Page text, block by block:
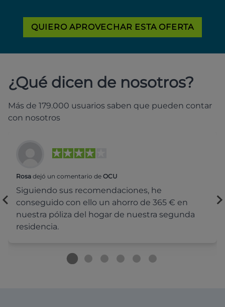
QUIERO APROVECHAR ESTA OFERTA
¿Qué dicen de nosotros?
Más de 179.000 usuarios saben que pueden contar
con nosotros
Rosa dejó un comentario de OCU
Siguiendo sus recomendaciones, he
conseguido con ello un ahorro de 365 € en
nuestra póliza del hogar de nuestra segunda
residencia.